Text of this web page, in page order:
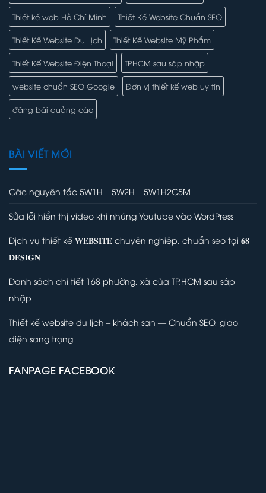
Thiết kế web Hồ Chí Minh Thiết Kế Website Chuẩn SEO
Thiết Kế Website Du Lịch Thiết Kế Website Mỹ Phẩm
Thiết Kế Website Điện Thoại TPHCM sau sáp nhập
website chuẩn SEO Google Đơn vị thiết kế web uy tín
đăng bài quảng cáo
BÀI VIẾT MỚI
Các nguyên tắc 5W1H – 5W2H – 5W1H2C5M
Sửa lỗi hiển thị video khi nhúng Youtube vào WordPress
Dịch vụ thiết kế 𝐖𝐄𝐁𝐒𝐈𝐓𝐄 chuyên nghiệp, chuẩn seo tại 𝟔𝟖
𝐃𝐄𝐒𝐈𝐆𝐍
Danh sách chi tiết 168 phường, xã của TP.HCM sau sáp
nhập
Thiết kế website du lịch – khách sạn — Chuẩn SEO, giao
diện sang trọng
FANPAGE FACEBOOK